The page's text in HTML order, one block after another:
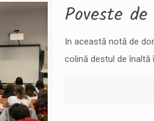
Poveste
In această notă de
colină destul de înaltă